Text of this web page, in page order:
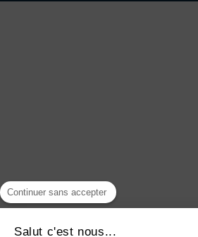
Continuer sans accepter
Salut c'est nous...